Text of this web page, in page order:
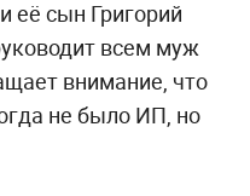
её сын Григорий
всем муж
внимание, что
не было ИП, но